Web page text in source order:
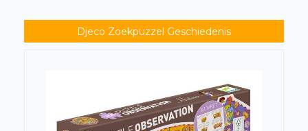
Djeco Zoekpuzzel Geschiedenis